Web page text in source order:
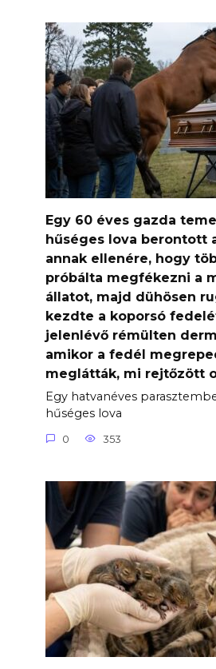
Egy 60 éves gazda
hűséges lova berontott
annak ellenére, hogy
próbálta megfékezni a
állatot, majd dühösen
kezdte a koporsó
jelenlévő rémülten
amikor a fedél
meglátták, mi rejtőzött
Egy hatvanéves
hűséges lova
0 353